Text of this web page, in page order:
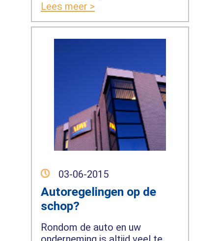
Lees meer >
03-06-2015
Autoregelingen op de
schop?
Rondom de auto en uw